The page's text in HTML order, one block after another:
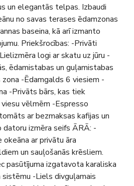
un elegantās telpas. Izbaudi
no savas terases ēdamzonas
baseina, kā arī izmanto
Priekšrocības: -Privāti
logi ar skatu uz jūru -
ēdamistabas un guļamistabas
-Ēdamgalds 6 viesiem -
-Privāts bārs, kas tiek
vēlmēm -Espresso
ar bezmaksas kafijas un
izmēra seifs ĀRĀ: -
ar privātu āra
un sauļošanās krēsliem.
pasūtījuma izgatavota karaliska
-Liels divguļamais